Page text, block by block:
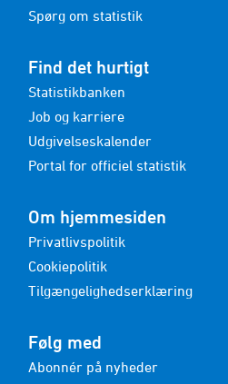
Spørg om statistik
Find det hurtigt
Statistikbanken
Job og karriere
Udgivelseskalender
Portal for officiel statistik
Om hjemmesiden
Privatlivspolitik
Cookiepolitik
Tilgængelighedserklæring
Følg med
Abonnér på nyheder